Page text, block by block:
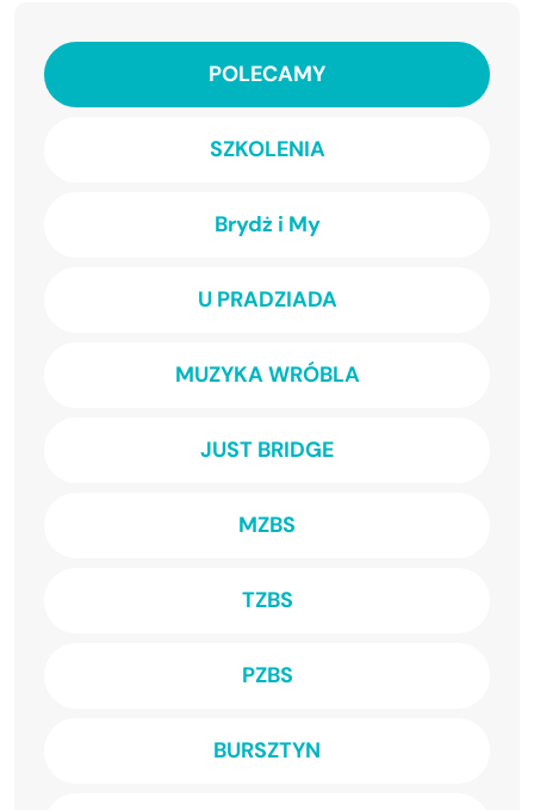
POLECAMY
SZKOLENIA
Brydż i My
U PRADZIADA
MUZYKA WRÓBLA
JUST BRIDGE
MZBS
TZBS
PZBS
BURSZTYN